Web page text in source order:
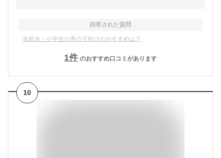
回答された質問
化粧水｜小学生の男の子向けのおすすめは？
1件 のおすすめ口コミがあります
10